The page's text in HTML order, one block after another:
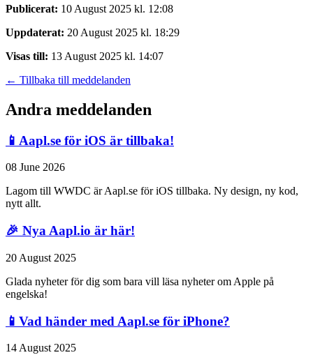
Publicerat: 10 August 2025 kl. 12:08
Uppdaterat: 20 August 2025 kl. 18:29
Visas till: 13 August 2025 kl. 14:07
← Tillbaka till meddelanden
Andra meddelanden
📱Aapl.se för iOS är tillbaka!
08 June 2026
Lagom till WWDC är Aapl.se för iOS tillbaka. Ny design, ny kod,
nytt allt.
🎉 Nya Aapl.io är här!
20 August 2025
Glada nyheter för dig som bara vill läsa nyheter om Apple på
engelska!
📱Vad händer med Aapl.se för iPhone?
14 August 2025